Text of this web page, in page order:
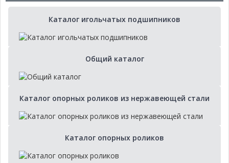
Каталог игольчатых подшипников
Общий каталог
Каталог опорных роликов из нержавеющей стали
Каталог опорных роликов